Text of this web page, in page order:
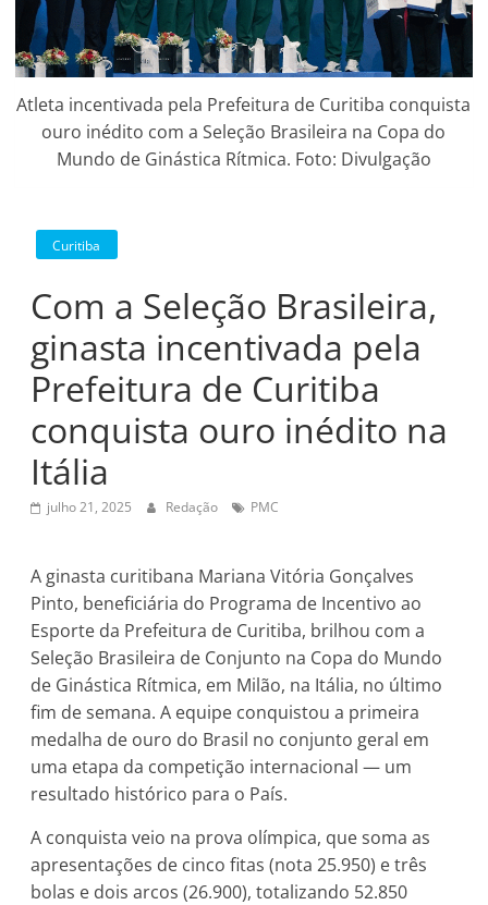
Atleta incentivada pela Prefeitura de Curitiba conquista
ouro inédito com a Seleção Brasileira na Copa do
Mundo de Ginástica Rítmica. Foto: Divulgação
Curitiba
Com a Seleção Brasileira,
ginasta incentivada pela
Prefeitura de Curitiba
conquista ouro inédito na
Itália
julho 21, 2025 Redação PMC
A ginasta curitibana Mariana Vitória Gonçalves
Pinto, beneficiária do Programa de Incentivo ao
Esporte da Prefeitura de Curitiba, brilhou com a
Seleção Brasileira de Conjunto na Copa do Mundo
de Ginástica Rítmica, em Milão, na Itália, no último
fim de semana. A equipe conquistou a primeira
medalha de ouro do Brasil no conjunto geral em
uma etapa da competição internacional — um
resultado histórico para o País.
A conquista veio na prova olímpica, que soma as
apresentações de cinco fitas (nota 25.950) e três
bolas e dois arcos (26.900), totalizando 52.850